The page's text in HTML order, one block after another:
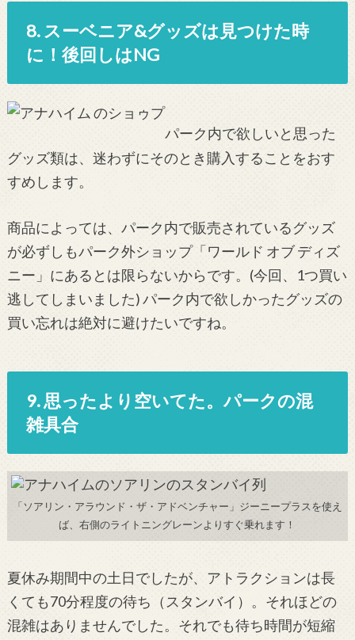
8. スーベニア&グッズは見つけた時
に！後回しはNG
パーク内で欲しいと思った
グッズ類は、迷わずにそのとき購入することをおす
すめします。
商品によっては、パーク内で販売されているグッズ
が必ずしもパーク外ショップ「ワールド オブ ディズ
ニー」にあるとは限らないからです。(今回、1つ買い
逃してしまいました) パーク内で欲しかったグッズの
買い忘れは絶対に避けたいですね。
9. 思ったより空いてた。パークの混
雑具合
「ソアリン・アラウンド・ザ・アドベンチャー」ジーニープラスを使え
ば、右側のライトニングレーンよりすぐ乗れます！
夏休み期間中の土日でしたが、アトラクションは長
くても70分程度の待ち（スタンバイ）。それほどの
混雑はありませんでした。それでも待ち時間が短縮